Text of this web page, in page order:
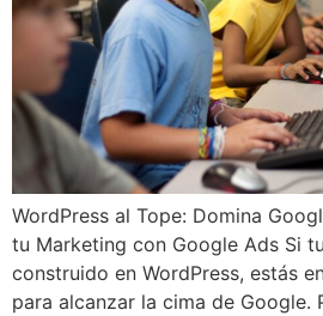
WordPress al Tope: Domina
tu Marketing con Google Ads Si
construido en WordPress, estás
para alcanzar la cima de Google.